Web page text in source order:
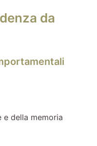
da
della memoria